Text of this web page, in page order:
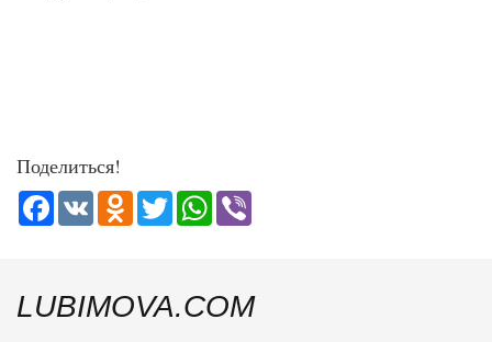
Поделиться!
Facebook
VK Odnoklassniki
TwitterWhatsApp
LUBIMOVA.COM